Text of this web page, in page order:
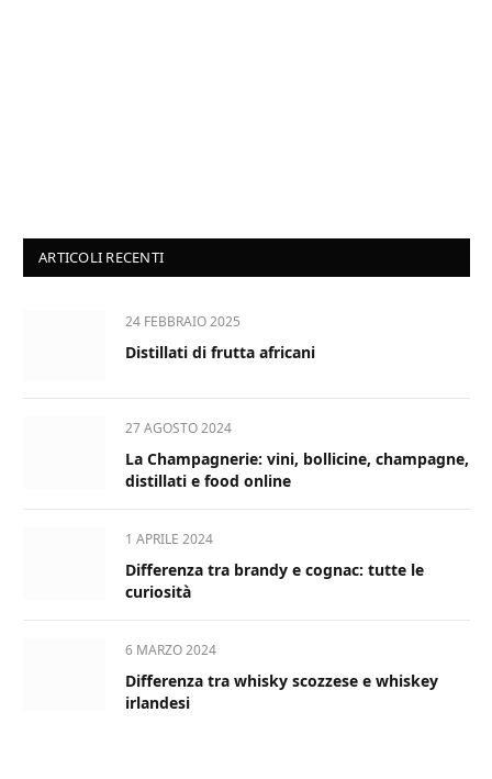
ARTICOLI RECENTI
24 FEBBRAIO 2025
Distillati di frutta africani
27 AGOSTO 2024
La Champagnerie: vini, bollicine, champagne,
distillati e food online
1 APRILE 2024
Differenza tra brandy e cognac: tutte le
curiosità
6 MARZO 2024
Differenza tra whisky scozzese e whiskey
irlandesi